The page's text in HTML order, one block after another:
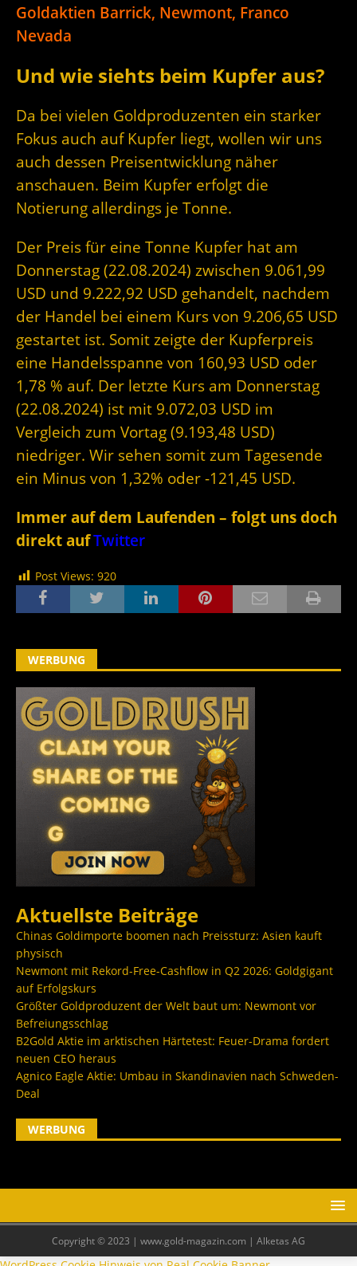
Goldaktien Barrick, Newmont, Franco
Nevada
Und wie siehts beim Kupfer aus?
Da bei vielen Goldproduzenten ein starker
Fokus auch auf Kupfer liegt, wollen wir uns
auch dessen Preisentwicklung näher
anschauen. Beim Kupfer erfolgt die
Notierung allerdings je Tonne.
Der Preis für eine Tonne Kupfer hat am
Donnerstag (22.08.2024) zwischen 9.061,99
USD und 9.222,92 USD gehandelt, nachdem
der Handel bei einem Kurs von 9.206,65 USD
gestartet ist. Somit zeigte der Kupferpreis
eine Handelsspanne von 160,93 USD oder
1,78 % auf. Der letzte Kurs am Donnerstag
(22.08.2024) ist mit 9.072,03 USD im
Vergleich zum Vortag (9.193,48 USD)
niedriger. Wir sehen somit zum Tagesende
ein Minus von 1,32% oder -121,45 USD.
Immer auf dem Laufenden – folgt uns doch
direkt aufTwitter
Post Views: 920
WERBUNG
Aktuellste Beiträge
Chinas Goldimporte boomen nach Preissturz: Asien kauft
physisch
Newmont mit Rekord-Free-Cashflow in Q2 2026: Goldgigant
auf Erfolgskurs
Größter Goldproduzent der Welt baut um: Newmont vor
Befreiungsschlag
B2Gold Aktie im arktischen Härtetest: Feuer-Drama fordert
neuen CEO heraus
Agnico Eagle Aktie: Umbau in Skandinavien nach Schweden-
Deal
WERBUNG
Copyright © 2023 | www.gold-magazin.com | Alketas AG